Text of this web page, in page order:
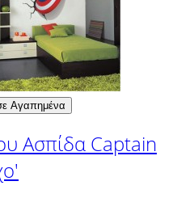
Αγαπημένα
Ασπίδα Captain